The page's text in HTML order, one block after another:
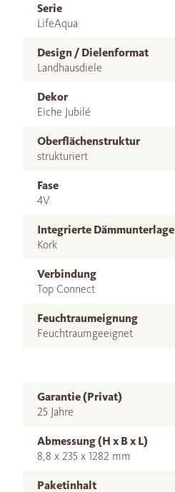
Serie
LifeAqua
Design / Dielenformat
Landhausdiele
Dekor
Eiche Jubilé
Oberflächenstruktur
strukturiert
Fase
4V
Integrierte Dämmunterlage
Kork
Verbindung
Top Connect
Feuchtraumeignung
Feuchtraumgeeignet
Garantie (Privat)
25 Jahre
Abmessung (H x B x L)
8,8 x 235 x 1282 mm
Paketinhalt